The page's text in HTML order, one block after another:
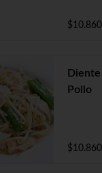
$10.860
Pollo
$10.860